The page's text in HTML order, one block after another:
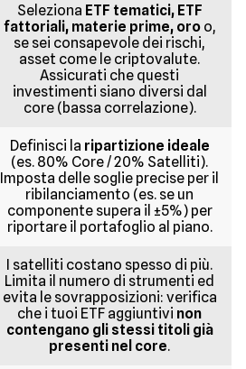
Seleziona ETF tematici, ETF
fattoriali, materie prime, oroo,
se sei consapevole dei rischi,
asset come le criptovalute.
Assicurati che questi
investimenti siano diversi dal
core (bassa correlazione).
Definisci la ripartizione ideale
(es. 80% Core / 20% Satelliti).
Imposta delle soglie precise per il
ribilanciamento (es. se un
componente supera il ±5%) per
riportare il portafoglio al piano.
I satelliti costano spesso di più.
Limita il numero di strumenti ed
evita le sovrapposizioni: verifica
che i tuoi ETF aggiuntivi non
contengano gli stessi titoli già
presenti nel core.